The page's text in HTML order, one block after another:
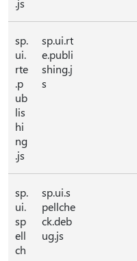
.js
sp.
ui.
rte
.p
ub
lis
hi
ng
.js
sp.ui.rt
e.publi
shing.j
s
sp.
ui.
sp
ell
ch
sp.ui.s
pellche
ck.deb
ug.js